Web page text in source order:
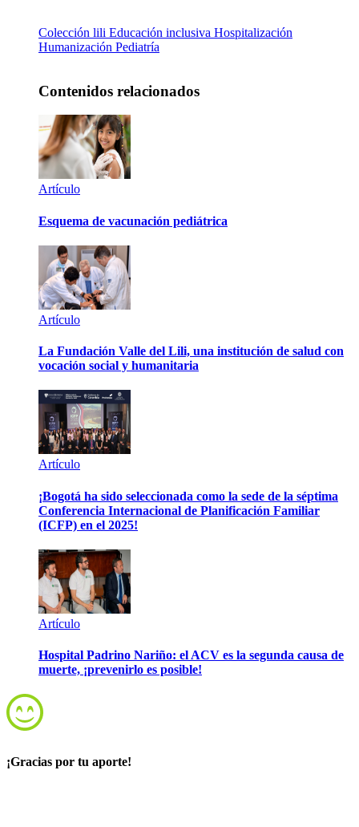
Colección lili Educación inclusiva Hospitalización
Humanización Pediatría
Contenidos relacionados
Artículo
Esquema de vacunación pediátrica
Artículo
La Fundación Valle del Lili, una institución de salud con
vocación social y humanitaria
Artículo
¡Bogotá ha sido seleccionada como la sede de la séptima
Conferencia Internacional de Planificación Familiar
(ICFP) en el 2025!
Artículo
Hospital Padrino Nariño: el ACV es la segunda causa de
muerte, ¡prevenirlo es posible!
¡Gracias por tu aporte!